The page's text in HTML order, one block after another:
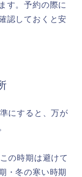
す。予約の際に
認しておくと安
にすると、万が
の時期は避けて
・冬の寒い時期